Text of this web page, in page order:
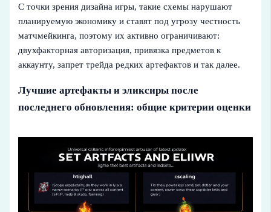
С точки зрения дизайна игры, такие схемы нарушают
планируемую экономику и ставят под угрозу честность
матчмейкинга, поэтому их активно ограничивают:
двухфакторная авторизация, привязка предметов к
аккаунту, запрет трейда редких артефактов и так далее.
Лучшие артефакты и эликсиры после
последнего обновления: общие критерии оценки